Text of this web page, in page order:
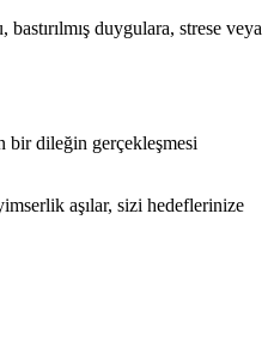
duygulara, strese veya
bir dileğin gerçekleşmesi
aşılar, sizi hedeflerinize